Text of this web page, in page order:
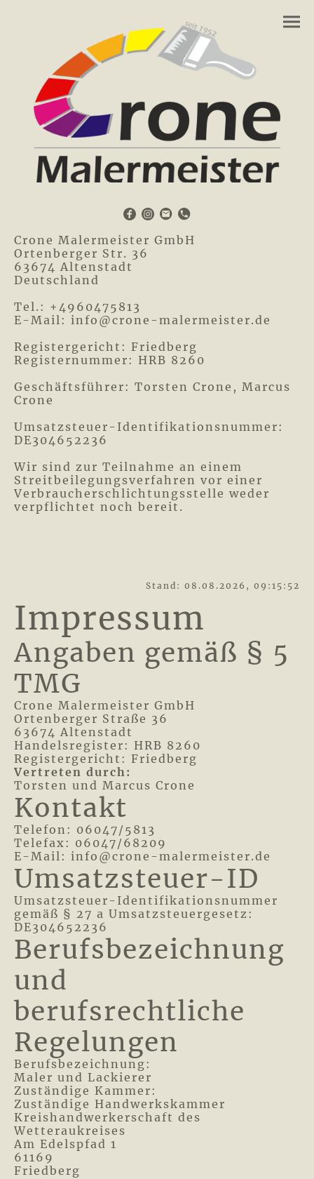
Impressum
Angaben gemäß § 5
TMG
Crone Malermeister GmbH
Ortenberger Straße 36
63674 Altenstadt
Handelsregister: HRB 8260
Registergericht: Friedberg
Vertreten durch:
Torsten und Marcus Crone
Kontakt
Telefon: 06047/5813
Telefax: 06047/68209
E-Mail: info@crone-malermeister.de
Umsatzsteuer-ID
Umsatzsteuer-Identifikationsnummer
gemäß § 27 a Umsatzsteuergesetz:
DE304652236
Berufsbezeichnung
und
berufsrechtliche
Regelungen
Berufsbezeichnung:
Maler und Lackierer
Zuständige Kammer:
Zuständige Handwerkskammer
Kreishandwerkerschaft des
Wetteraukreises
Am Edelspfad 1
61169
Friedberg
Crone Malermeister GmbH
Ortenberger Str. 36
63674 Altenstadt
Deutschland
Tel.: +4960475813
E-Mail: info@crone-malermeister.de
Registergericht: Friedberg
Registernummer: HRB 8260
Geschäftsführer: Torsten Crone, Marcus
Crone
Umsatzsteuer-Identifikationsnummer:
DE304652236
Wir sind zur Teilnahme an einem
Streitbeilegungsverfahren vor einer
Verbraucherschlichtungsstelle weder
verpflichtet noch bereit.
Stand: 08.08.2026, 09:15:52